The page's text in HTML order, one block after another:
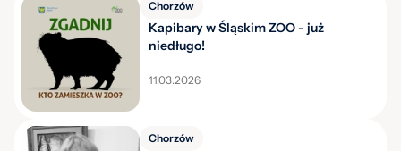
Chorzów
Kapibary w Śląskim ZOO - już
niedługo!
11.03.2026
Chorzów